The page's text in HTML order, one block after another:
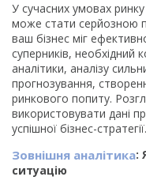
У сучасних умовах
може стати серйозною
ваш бізнес міг
суперників, необхідний
аналітики, аналізу
прогнозування,
ринкового попиту.
використовувати дані
успішної бізнес-стратегії.
Зовнішня аналітика:
ситуацію